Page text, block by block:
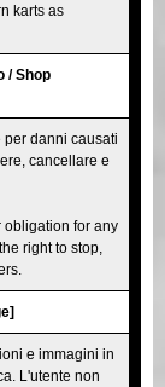
karts as
/ Shop
danni causati
cancellare e
obligation for any
right to stop,
e immagini in
L'utente non